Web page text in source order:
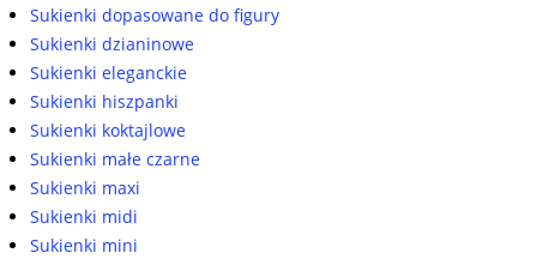
Sukienki dopasowane do figury
Sukienki dzianinowe
Sukienki eleganckie
Sukienki hiszpanki
Sukienki koktajlowe
Sukienki małe czarne
Sukienki maxi
Sukienki midi
Sukienki mini